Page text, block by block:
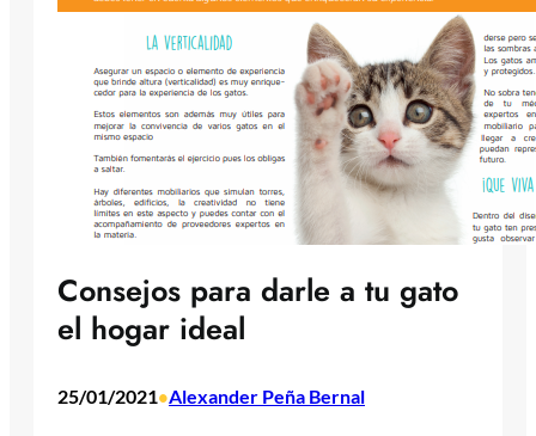
Consejos para darle a tu gato
el hogar ideal
25/01/2021•Alexander Peña Bernal